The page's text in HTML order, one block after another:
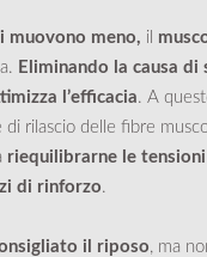
muovono meno, il
Eliminando la causa di
l’efficacia. A
di rilascio delle fibre
riequilibrarne le tensioni
di rinforzo.
il riposo, ma